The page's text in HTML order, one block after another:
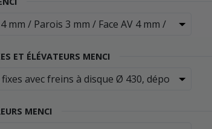
ET ÉLÉVATEURS MENCI
MENCI